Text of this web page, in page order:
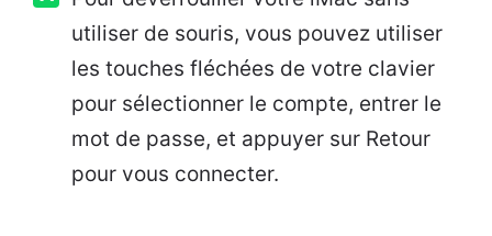
utiliser de souris, vous pouvez utiliser
les touches fléchées de votre clavier
pour sélectionner le compte, entrer le
mot de passe, et appuyer sur Retour
pour vous connecter.